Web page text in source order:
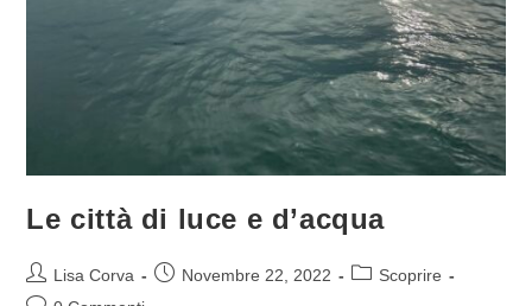
Le città di luce e d’acqua
Lisa Corva Novembre 22, 2022
Scoprire